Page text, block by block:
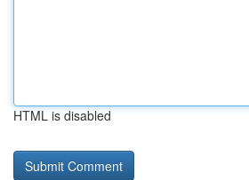
HTML is disabled